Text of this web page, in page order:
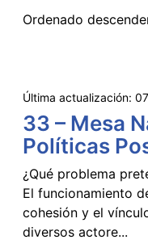
Ordenado
Última actualización:
33 – Mesa
Políticas
¿Qué problema
El funcionamiento
cohesión y el
diversos actore...